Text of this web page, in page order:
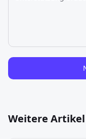
Weitere Artikel